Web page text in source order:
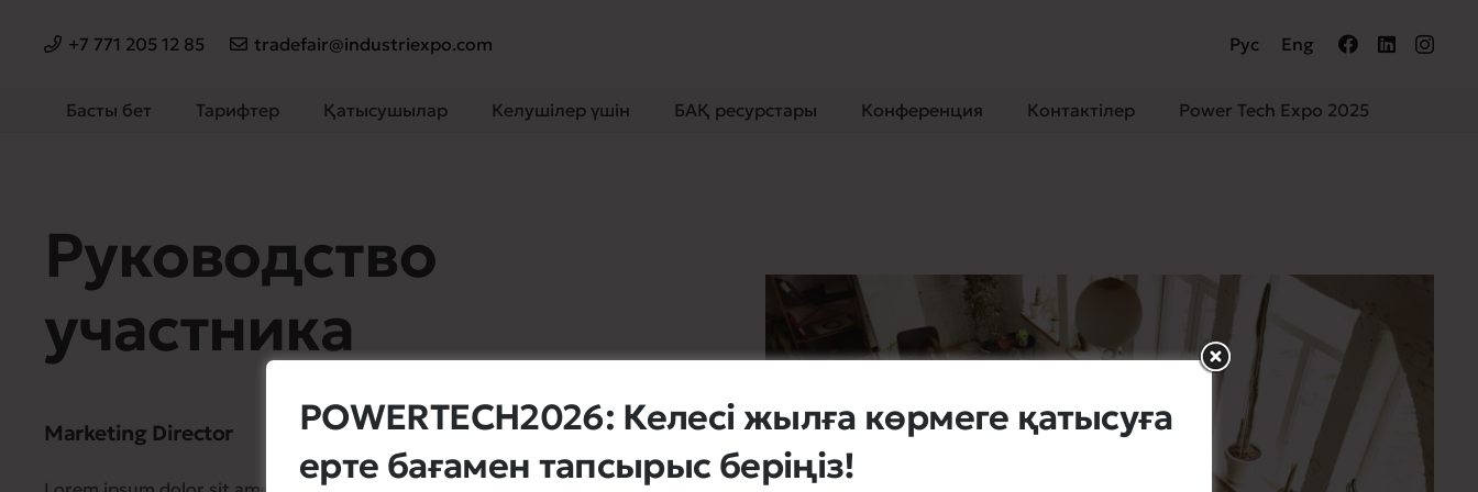
+7 771 205 12 85 tradefair@industriexpo.com Рус Eng
Басты бет Тарифтер Қатысушылар Келушілер үшін БАҚ ресурстары Конференция Контактілер Power Tech Expo 2025
Руководство
участника
Marketing Director
POWERTECH2026: Келесі жылға көрмеге қатысуға
ерте бағамен тапсырыс беріңіз!